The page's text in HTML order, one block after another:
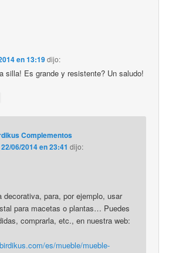
en 13:19dijo:
silla! Es grande y resistente? Un saludo!
Complementos
22/06/2014 en 23:41 dijo:
decorativa, para, por ejemplo, usar
para macetas o plantas… Puedes
comprarla, etc., en nuestra web:
es/mueble/mueble-